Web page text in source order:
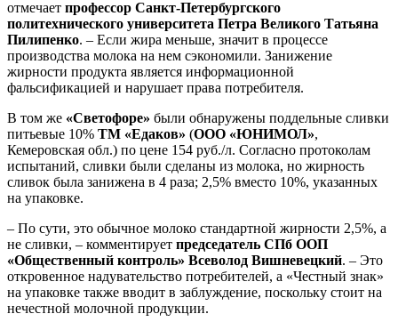
отмечает профессор Санкт-Петербургского
политехнического университета Петра Великого Татьяна
Пилипенко. – Если жира меньше, значит в процессе
производства молока на нем сэкономили. Занижение
жирности продукта является информационной
фальсификацией и нарушает права потребителя.
В том же «Светофоре» были обнаружены поддельные сливки
питьевые 10% ТМ «Едаков» (ООО «ЮНИМОЛ»,
Кемеровская обл.) по цене 154 руб./л. Согласно протоколам
испытаний, сливки были сделаны из молока, но жирность
сливок была занижена в 4 раза; 2,5% вместо 10%, указанных
на упаковке.
– По сути, это обычное молоко стандартной жирности 2,5%, а
не сливки, – комментирует председатель СПб ООП
«Общественный контроль» Всеволод Вишневецкий. – Это
откровенное надувательство потребителей, а «Честный знак»
на упаковке также вводит в заблуждение, поскольку стоит на
нечестной молочной продукции.